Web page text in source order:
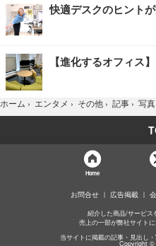
快適デスクのヒント
【進化するオフィス】
ホーム › エンタメ › その他 › 記事 › 写
Home
お問合せ 広告掲載
紹介した商品/サービス
売上の一部が弊社サイト
当サイトに掲載の記事・見出し
Copyright